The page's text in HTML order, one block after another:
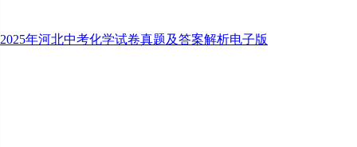
2025年河北中考化学试卷真题及答案解析电子版